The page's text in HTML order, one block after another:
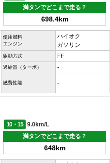
満タンでどこまで走る？
698.4km
使用燃料
エンジン
ハイオク
ガソリン
駆動方式 FF
過給器（ターボ） -
燃費性能 -
10・15
9.0km/L
満タンでどこまで走る？
648km